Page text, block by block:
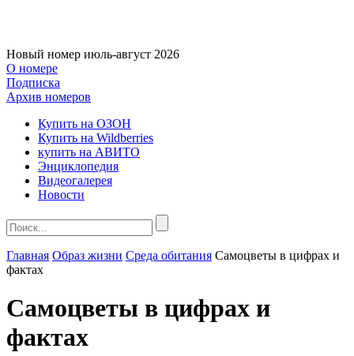
Новый номер июль-август 2026
О номере
Подписка
Архив номеров
Купить на ОЗОН
Купить на Wildberries
купить на АВИТО
Энциклопедия
Видеогалерея
Новости
Главная Образ жизни Среда обитания Самоцветы в цифрах и
фактах
Самоцветы в цифрах и
фактах